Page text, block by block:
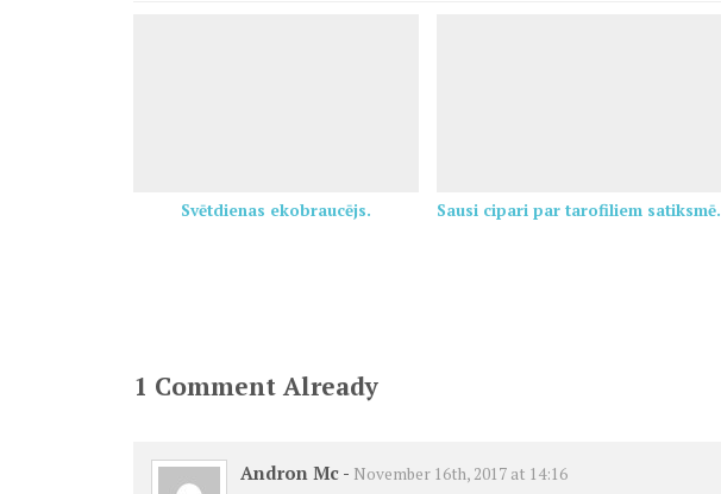
Svētdienas ekobraucējs. Sausi cipari par tarofiliem satiksmē.
1 Comment Already
Andron Mc - November 16th, 2017 at 14:16